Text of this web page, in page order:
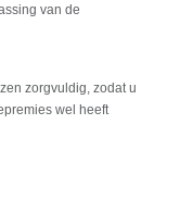
van de
zorgvuldig, zodat u
wel heeft